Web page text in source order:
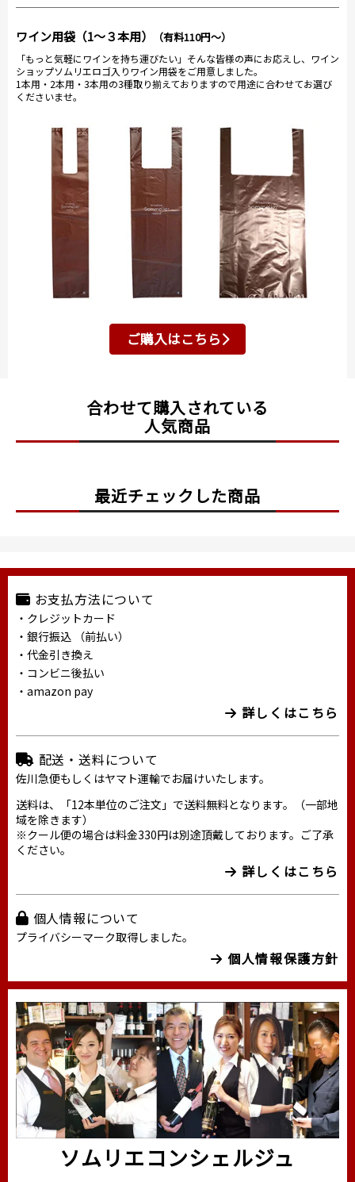
ワイン用袋（1～３本用） （有料110円～）
「もっと気軽にワインを持ち運びたい」そんな皆様の声にお応えし、ワイン
ショップソムリエロゴ入りワイン用袋をご用意しました。
1本用・2本用・3本用の3種取り揃えておりますので用途に合わせてお選び
くださいませ。
ご購入はこちら
合わせて購入されている
人気商品
最近チェックした商品
お支払方法について
・クレジットカード
・銀行振込 （前払い）
・代金引き換え
・コンビニ後払い
・amazon pay
詳しくはこちら
配送・送料について
佐川急便もしくはヤマト運輸でお届けいたします。
送料は、「12本単位のご注文」で送料無料となります。（一部地
域を除きます）
※クール便の場合は料金330円は別途頂戴しております。ご了承
ください。
詳しくはこちら
個人情報について
プライバシーマーク取得しました。
個人情報保護方針
ソムリエコンシェルジュ